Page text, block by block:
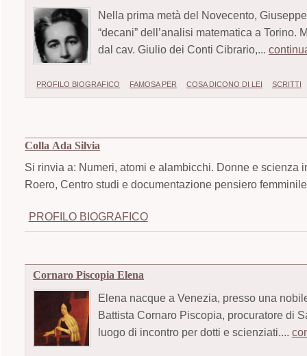
Nella prima metà del Novecento,
“decani” dell’analisi matematica a
dal cav. Giulio dei Conti Cibrario,...
PROFILO BIOGRAFICO FAMOSA PER COSA DICONO DI LEI SCRITTI
Colla Ada Silvia
Si rinvia a: Numeri, atomi e alambicchi. Donne e scienza
Roero, Centro studi e documentazione pensiero
PROFILO BIOGRAFICO
Cornaro Piscopia Elena
Elena nacque a Venezia, presso una
Battista Cornaro Piscopia, procuratore di
luogo di incontro per dotti e scienziati....